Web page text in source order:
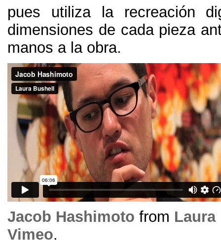
pues utiliza la recreación
dimensiones de cada pieza
manos a la obra.
Jacob Hashimoto from
Vimeo.